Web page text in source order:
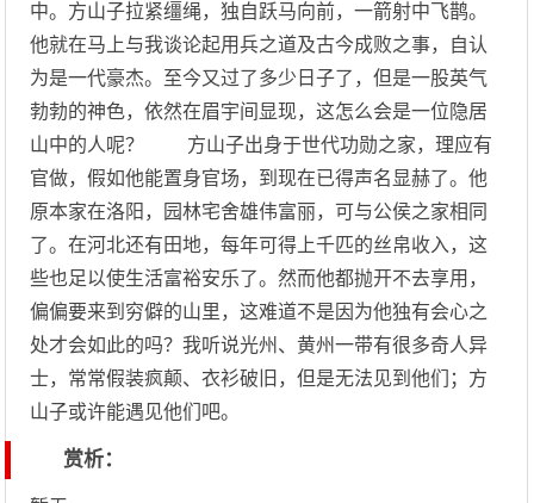
中。方山子拉紧缰绳，独自跃马向前，一箭射中飞鹊。
他就在马上与我谈论起用兵之道及古今成败之事，自认
为是一代豪杰。至今又过了多少日子了，但是一股英气
勃勃的神色，依然在眉宇间显现，这怎么会是一位隐居
山中的人呢？ 方山子出身于世代功勋之家，理应有
官做，假如他能置身官场，到现在已得声名显赫了。他
原本家在洛阳，园林宅舍雄伟富丽，可与公侯之家相同
了。在河北还有田地，每年可得上千匹的丝帛收入，这
些也足以使生活富裕安乐了。然而他都抛开不去享用，
偏偏要来到穷僻的山里，这难道不是因为他独有会心之
处才会如此的吗？我听说光州、黄州一带有很多奇人异
士，常常假装疯颠、衣衫破旧，但是无法见到他们；方
山子或许能遇见他们吧。
赏析：